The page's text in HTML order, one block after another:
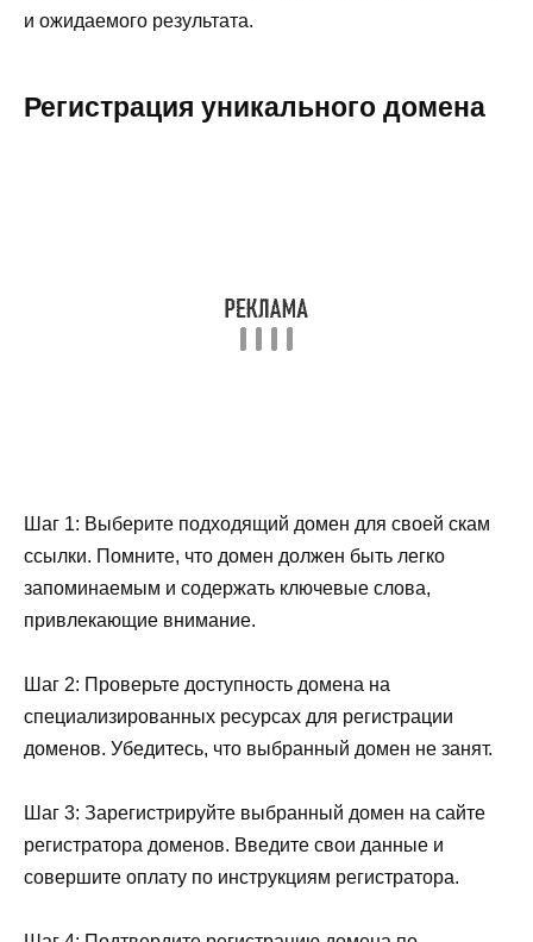
и ожидаемого результата.
Регистрация уникального домена
Шаг 1: Выберите подходящий домен для своей скам
ссылки. Помните, что домен должен быть легко
запоминаемым и содержать ключевые слова,
привлекающие внимание.
Шаг 2: Проверьте доступность домена на
специализированных ресурсах для регистрации
доменов. Убедитесь, что выбранный домен не занят.
Шаг 3: Зарегистрируйте выбранный домен на сайте
регистратора доменов. Введите свои данные и
совершите оплату по инструкциям регистратора.